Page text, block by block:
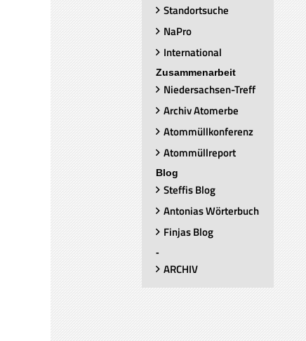
Standortsuche
NaPro
International
Zusammenarbeit
Niedersachsen-Treff
Archiv Atomerbe
Atommüllkonferenz
Atommüllreport
Blog
Steffis Blog
Antonias Wörterbuch
Finjas Blog
-
ARCHIV